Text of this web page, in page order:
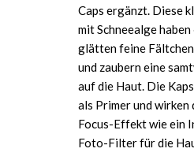
Caps ergänzt. Diese
mit Schneealge haben
glätten feine
und zaubern eine
auf die Haut. Die
als Primer und wirken
Focus-Effekt wie ein
Foto-Filter für die